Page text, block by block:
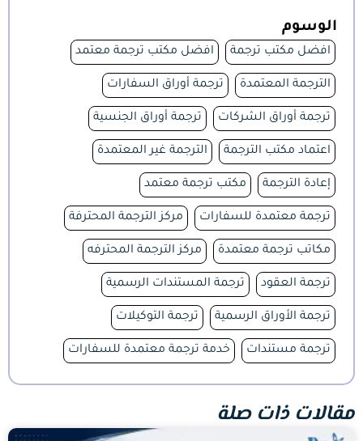
الوسوم
افضل مكتب ترجمة افضل مكتب ترجمة معتمد
الترجمة المعتمدة ترجمة أوراق السفارات
ترجمة أوراق الشركات ترجمة أوراق الجنسية
اعتماد مكتب الترجمة الترجمة غير المعتمدة
إعادة الترجمة مكتب ترجمة معتمد
ترجمة معتمدة للسفارات مركز الترجمة المحترفة
مكاتب ترجمة معتمدة مركز الترجمة المحترفه
ترجمة العقود ترجمة المستندات الرسمية
ترجمة الأوراق الرسمية ترجمة التوكيلات
ترجمة مستندات خدمة ترجمة معتمدة للسفارات
مقالات ذات صلة